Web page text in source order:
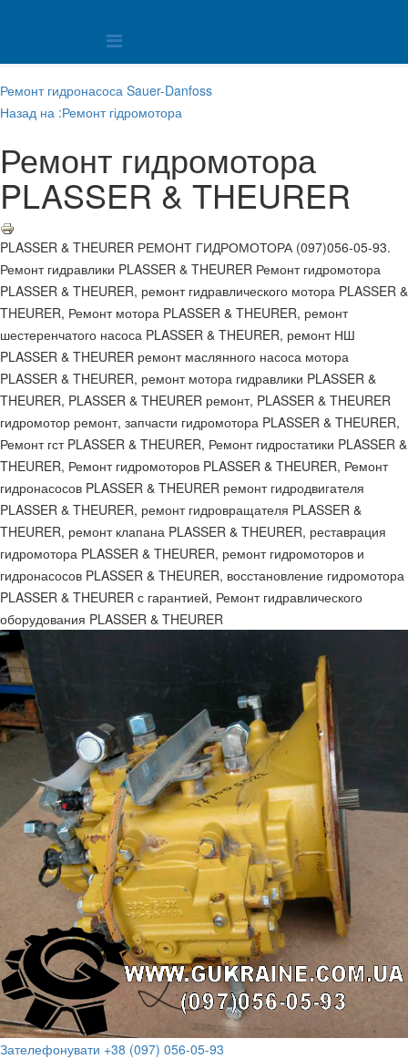
Ремонт гидронасоса Sauer-Danfoss
Назад на :Ремонт гідромотора
Ремонт гидромотора
PLASSER & THEURER
PLASSER & THEURER РЕМОНТ ГИДРОМОТОРА (097)056-05-93.
Ремонт гидравлики PLASSER & THEURER Ремонт гидромотора
PLASSER & THEURER, ремонт гидравлического мотора PLASSER &
THEURER, Ремонт мотора PLASSER & THEURER, ремонт
шестеренчатого насоса PLASSER & THEURER, ремонт НШ
PLASSER & THEURER ремонт маслянного насоса мотора
PLASSER & THEURER, ремонт мотора гидравлики PLASSER &
THEURER, PLASSER & THEURER ремонт, PLASSER & THEURER
гидромотор ремонт, запчасти гидромотора PLASSER & THEURER,
Ремонт гст PLASSER & THEURER, Ремонт гидростатики PLASSER &
THEURER, Ремонт гидромоторов PLASSER & THEURER, Ремонт
гидронасосов PLASSER & THEURER ремонт гидродвигателя
PLASSER & THEURER, ремонт гидровращателя PLASSER &
THEURER, ремонт клапана PLASSER & THEURER, реставрация
гидромотора PLASSER & THEURER, ремонт гидромоторов и
гидронасосов PLASSER & THEURER, восстановление гидромотора
PLASSER & THEURER с гарантией, Ремонт гидравлического
оборудования PLASSER & THEURER
Зателефонувати +38 (097) 056-05-93